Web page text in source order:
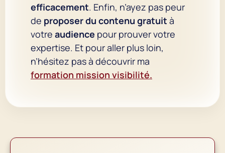
efficacement. Enfin, n’ayez pas peur
de proposer du contenu gratuit à
votre audience pour prouver votre
expertise. Et pour aller plus loin,
n’hésitez pas à découvrir ma
formation mission visibilité.